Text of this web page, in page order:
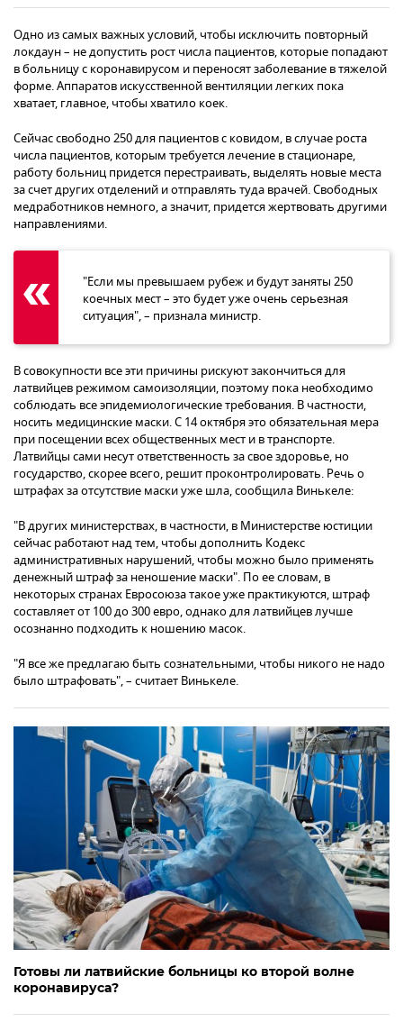
Одно из самых важных условий, чтобы исключить повторный
локдаун – не допустить рост числа пациентов, которые попадают
в больницу с коронавирусом и переносят заболевание в тяжелой
форме. Аппаратов искусственной вентиляции легких пока
хватает, главное, чтобы хватило коек.
Сейчас свободно 250 для пациентов с ковидом, в случае роста
числа пациентов, которым требуется лечение в стационаре,
работу больниц придется перестраивать, выделять новые места
за счет других отделений и отправлять туда врачей. Свободных
медработников немного, а значит, придется жертвовать другими
направлениями.
"Если мы превышаем рубеж и будут заняты 250
коечных мест – это будет уже очень серьезная
ситуация", – признала министр.
В совокупности все эти причины рискуют закончиться для
латвийцев режимом самоизоляции, поэтому пока необходимо
соблюдать все эпидемиологические требования. В частности,
носить медицинские маски. С 14 октября это обязательная мера
при посещении всех общественных мест и в транспорте.
Латвийцы сами несут ответственность за свое здоровье, но
государство, скорее всего, решит проконтролировать. Речь о
штрафах за отсутствие маски уже шла, сообщила Винькеле:
"В других министерствах, в частности, в Министерстве юстиции
сейчас работают над тем, чтобы дополнить Кодекс
административных нарушений, чтобы можно было применять
денежный штраф за неношение маски". По ее словам, в
некоторых странах Евросоюза такое уже практикуются, штраф
составляет от 100 до 300 евро, однако для латвийцев лучше
осознанно подходить к ношению масок.
"Я все же предлагаю быть сознательными, чтобы никого не надо
было штрафовать", – считает Винькеле.
Готовы ли латвийские больницы ко второй волне
коронавируса?